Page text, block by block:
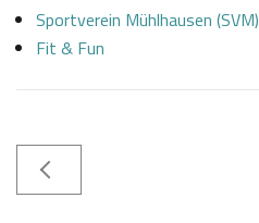
Sportverein Mühlhausen (SVM)
Fit & Fun